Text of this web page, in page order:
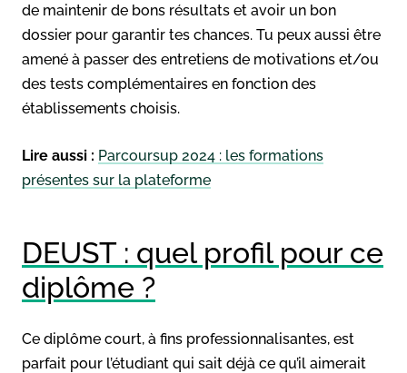
de maintenir de bons résultats et avoir un bon
dossier pour garantir tes chances. Tu peux aussi être
amené à passer des entretiens de motivations et/ou
des tests complémentaires en fonction des
établissements choisis.
Lire aussi : Parcoursup 2024 : les formations
présentes sur la plateforme
DEUST : quel profil pour ce
diplôme ?
Ce diplôme court, à fins professionnalisantes, est
parfait pour l’étudiant qui sait déjà ce qu’il aimerait